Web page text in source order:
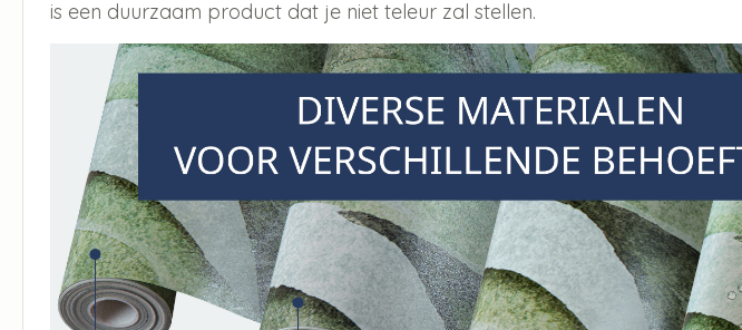
is een duurzaam product dat je niet teleur zal stellen.